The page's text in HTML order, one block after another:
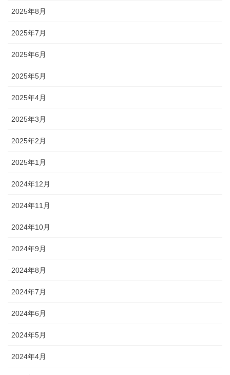
2025年8月
2025年7月
2025年6月
2025年5月
2025年4月
2025年3月
2025年2月
2025年1月
2024年12月
2024年11月
2024年10月
2024年9月
2024年8月
2024年7月
2024年6月
2024年5月
2024年4月